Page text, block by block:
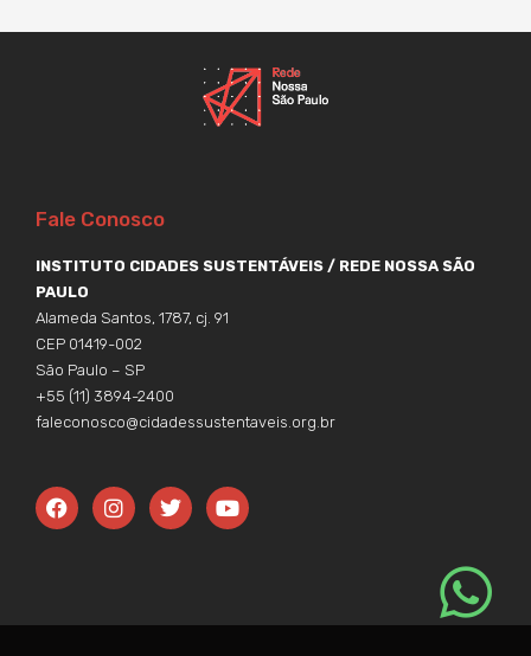
Fale Conosco
INSTITUTO CIDADES SUSTENTÁVEIS / REDE NOSSA SÃO
PAULO
Alameda Santos, 1787, cj. 91
CEP 01419-002
São Paulo – SP
+55 (11) 3894-2400
faleconosco@cidadessustentaveis.org.br
F
a
c
o
I
n
s
r
T
w
i
r
Y
o
u
e